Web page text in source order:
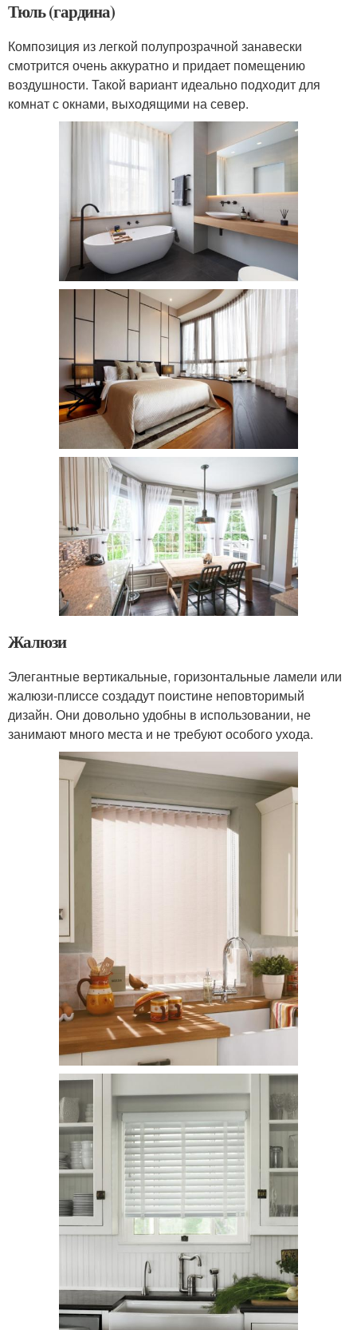
Тюль (гардина)
Композиция из легкой полупрозрачной занавески
смотрится очень аккуратно и придает помещению
воздушности. Такой вариант идеально подходит для
комнат с окнами, выходящими на север.
Жалюзи
Элегантные вертикальные, горизонтальные ламели или
жалюзи-плиссе создадут поистине неповторимый
дизайн. Они довольно удобны в использовании, не
занимают много места и не требуют особого ухода.